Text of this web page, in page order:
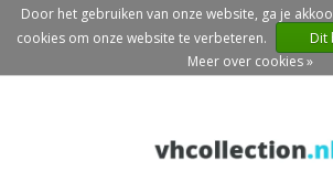
Door het gebruiken van onze website, ga je
cookies om onze website te verbeteren.
Dit
Meer over cookies »